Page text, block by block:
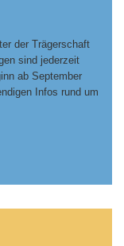
der Trägerschaft
sind jederzeit
ab September
Infos rund um